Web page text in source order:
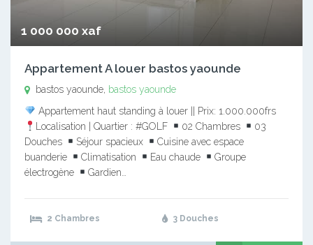
1 000 000 xaf
Appartement A louer bastos yaounde
bastos yaounde, bastos yaounde
Appartement haut standing à louer || Prix: 1.000.000frs
Localisation | Quartier : #GOLF
02 Chambres
03
Douches
Séjour spacieux
Cuisine avec espace
buanderie
Climatisation Eau chaude
Groupe
électrogène
Gardien…
2 Chambres 3 Douches